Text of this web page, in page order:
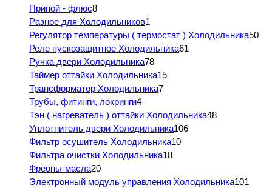
Припой - флюс8
Разное для Холодильников1
Регулятор температуры ( термостат ) Холодильника50
Реле пускозащитное Холодильника61
Ручка двери Холодильника78
Таймер оттайки Холодильника15
Трансформатор Холодильника7
Трубы, фитинги, локринги4
Тэн ( нагреватель ) оттайки Холодильника48
Уплотнитель двери Холодильника106
Фильтр осушитель Холодильника10
Фильтра очистки Холодильника18
Фреоны-масла20
Электронный модуль управления Холодильника101